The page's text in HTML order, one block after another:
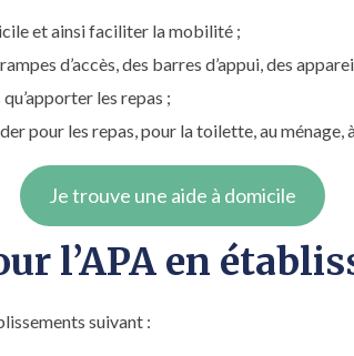
et ainsi faciliter la mobilité ;
d’accès, des barres d’appui, des
les repas ;
pour les repas, pour la toilette, au ménage,
Je trouve une aide à domicile
l’APA en
suivant :